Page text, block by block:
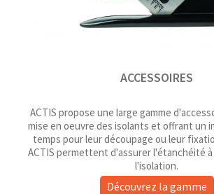
ACCESSOIRES
ACTIS propose une large gamme
mise en oeuvre des isolants et offrant un
temps pour leur découpage ou leur
ACTIS permettent d'assurer l'étanchéité
l'isolation.
Découvrez la gamme